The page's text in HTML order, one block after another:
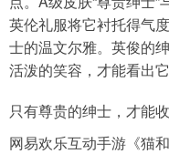
英伦礼服将它衬托得气
士的温文尔雅。英俊的
活泼的笑容，才能看出
只有尊贵的绅士，才能
网易欢乐互动手游《猫